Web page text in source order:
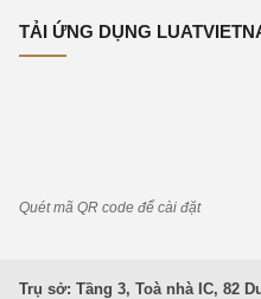
TẢI ỨNG DỤNG
Quét mã QR code để cài đặt
Trụ sở: Tầng 3, Toà nhà IC, 82